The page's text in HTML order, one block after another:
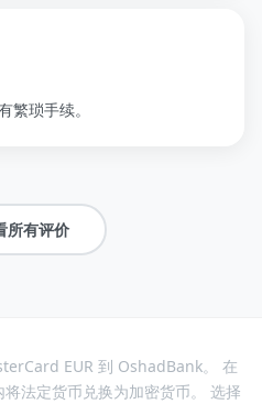
繁琐手续。
所有评价
EUR 到 OshadBank。 在
法定货币兑换为加密货币。 选择